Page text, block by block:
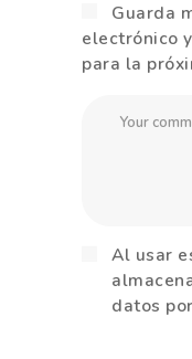
Guarda
electrónico
para la
Al usar
datos